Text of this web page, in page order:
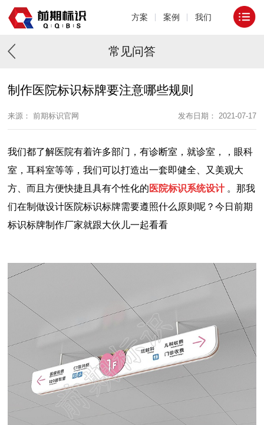
方案 案例 我们
常见问答
制作医院标识标牌要注意哪些规则
来源： 前期标识官网 发布日期： 2021-07-17
我们都了解医院有着许多部门，有诊断室，就诊室，，眼科
室，耳科室等等，我们可以打造出一套即健全、又美观大
方、而且方便快捷且具有个性化的 医院标识系统设计 。那我
们在制做设计医院标识标牌需要遵照什么原则呢？今日前期
标识标牌制作厂家就跟大伙儿一起看看